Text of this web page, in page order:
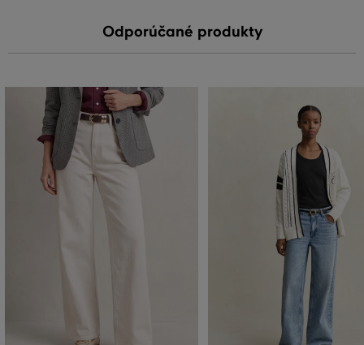
Odporúčané produkty